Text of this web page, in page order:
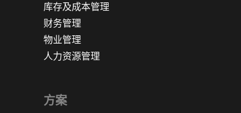
库存及成本管理
财务管理
物业管理
人力资源管理
方案